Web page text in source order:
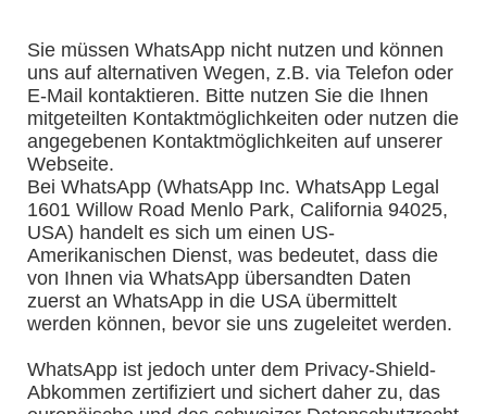
Sie müssen WhatsApp nicht nutzen und können
uns auf alternativen Wegen, z.B. via Telefon oder
E-Mail kontaktieren. Bitte nutzen Sie die Ihnen
mitgeteilten Kontaktmöglichkeiten oder nutzen die
angegebenen Kontaktmöglichkeiten auf unserer
Webseite.
Bei WhatsApp (WhatsApp Inc. WhatsApp Legal
1601 Willow Road Menlo Park, California 94025,
USA) handelt es sich um einen US-
Amerikanischen Dienst, was bedeutet, dass die
von Ihnen via WhatsApp übersandten Daten
zuerst an WhatsApp in die USA übermittelt
werden können, bevor sie uns zugeleitet werden.
WhatsApp ist jedoch unter dem Privacy-Shield-
Abkommen zertifiziert und sichert daher zu, das